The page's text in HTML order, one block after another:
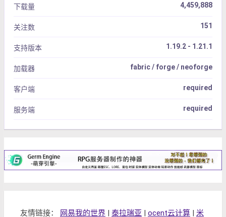
下载量 4,459,888
关注数 151
支持版本 1.19.2 - 1.21.1
加载器 fabric / forge / neoforge
客户端 required
服务端 required
友情链接： 网易我的世界 | 泰拉瑞亚 | ocent云计算 | 米